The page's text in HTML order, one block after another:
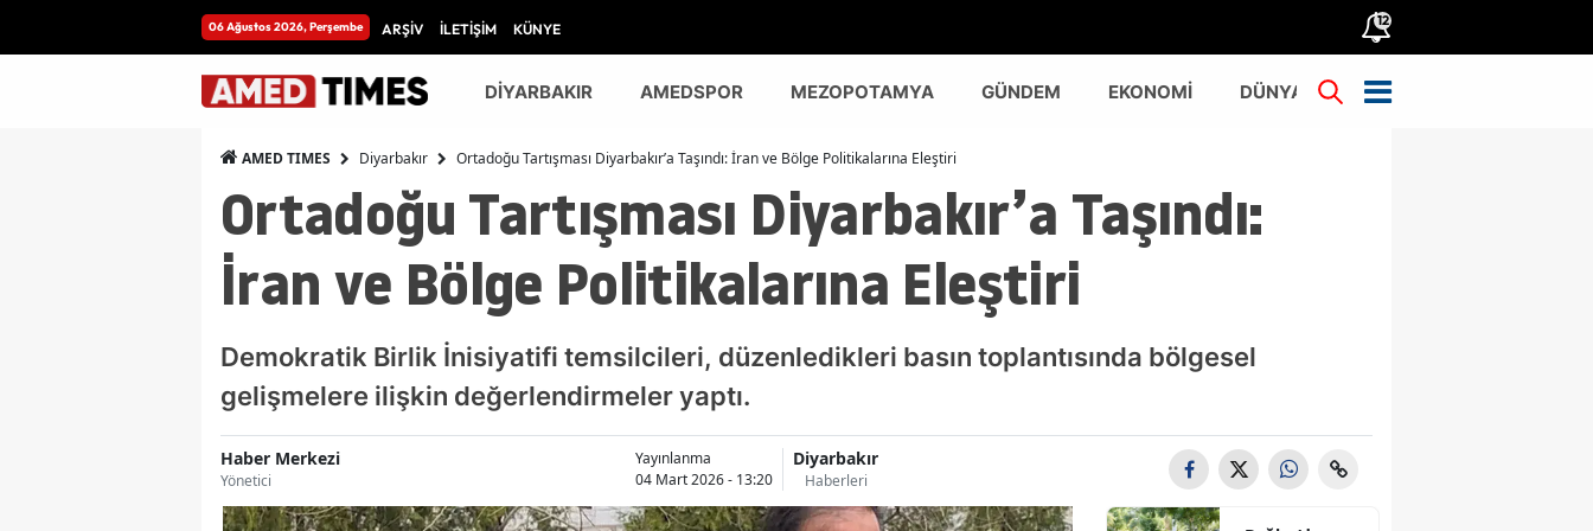
06 Ağustos 2026, Perşembe ARŞİV İLETİŞİM KÜNYE 12
DİYARBAKIR AMEDSPOR MEZOPOTAMYA GÜNDEM EKONOMİ DÜNYA TÜRKİYE
AMED TIMES Diyarbakır Ortadoğu Tartışması Diyarbakır’a Taşındı: İran ve Bölge Politikalarına Eleştiri
Ortadoğu Tartışması Diyarbakır’a Taşındı:
İran ve Bölge Politikalarına Eleştiri
Demokratik Birlik İnisiyatifi temsilcileri, düzenledikleri basın toplantısında bölgesel
gelişmelere ilişkin değerlendirmeler yaptı.
Haber Merkezi
Yönetici
Yayınlanma
04 Mart 2026 - 13:20
Diyarbakır
Haberleri